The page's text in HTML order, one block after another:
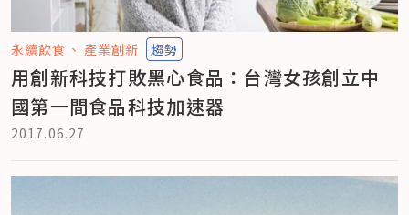
永續飲食 產業創新 趨勢
用創新科技打敗黑心食品：台灣女孩創立中
國第一間食品科技加速器
2017.06.27